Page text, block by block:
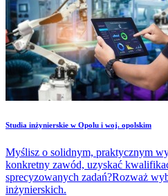
Studia inżynierskie w Opolu i woj. opolskim
Myślisz o solidnym, praktycznym
konkretny zawód, uzyskać
sprecyzowanych zadań?Rozważ
inżynierskich.